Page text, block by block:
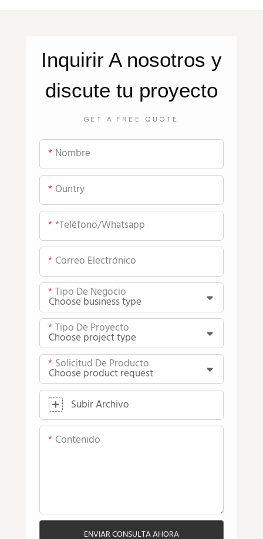
Inquirir A nosotros y
discute tu proyecto
GET A FREE QUOTE
Nombre
Ountry
*teléfono/whatsapp
Correo Electrónico
Tipo De Negocio
Tipo De Proyecto
Solicitud De Producto
Subir Archivo
Contenido
ENVIAR CONSULTA AHORA